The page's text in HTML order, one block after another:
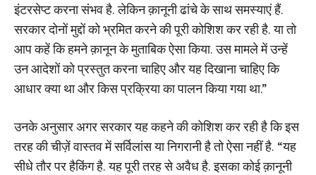
इंटरसेप्ट करना संभव है. लेकिन क़ानूनी ढांचे के साथ समस्याएं हैं.
सरकार दोनों मुद्दों को भ्रमित करने की पूरी कोशिश कर रही है. या तो
आप कहें कि हमने क़ानून के मुताबिक ऐसा किया. उस मामले में उन्हें
उन आदेशों को प्रस्तुत करना चाहिए और यह दिखाना चाहिए कि
आधार क्या था और किस प्रक्रिया का पालन किया गया था.”
उनके अनुसार अगर सरकार यह कहने की कोशिश कर रही है कि इस
तरह की चीज़ें वास्तव में सर्विलांस या निगरानी है तो ऐसा नहीं है. “यह
सीधे तौर पर हैकिंग है. यह पूरी तरह से अवैध है. इसका कोई क़ानूनी